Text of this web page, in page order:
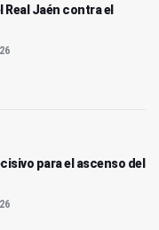
Jaén contra el
para el ascenso del